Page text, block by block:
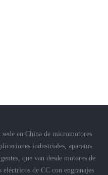
en China de micromotores
industriales, aparatos
que van desde motores de
de CC con engranajes